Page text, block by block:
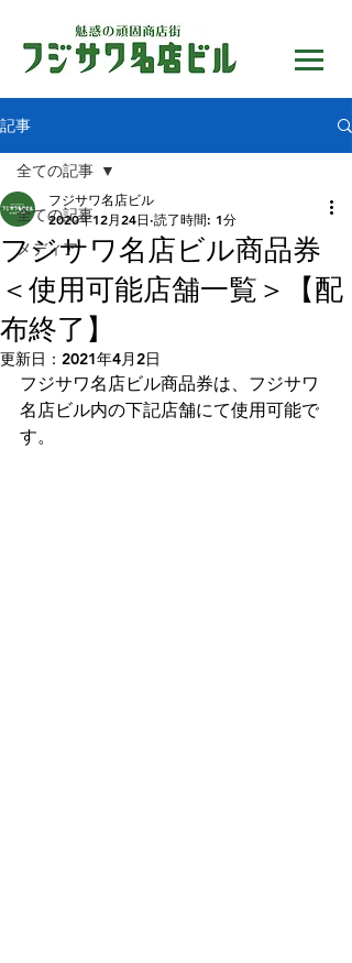
記事
全ての記事
メディア
全ての記事
フジサワ名店ビル商品券
＜使用可能店舗一覧＞【配
布終了】
フジサワ名店ビル
2020年12月24日 読了時間: 1分
更新日： 2021年4月2日
フジサワ名店ビル商品券は、フジサワ
名店ビル内の下記店舗にて使用可能で
す。